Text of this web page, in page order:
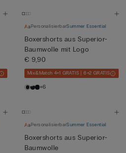
PersonalisierbarSummer Essential
Boxershorts aus Superior-
Baumwolle mit Logo
€ 9,90
Mix&Match 4+1 GRATIS | 6+2 GRATIS
+6
PersonalisierbarSummer Essential
Boxershorts aus Superior-
Baumwolle